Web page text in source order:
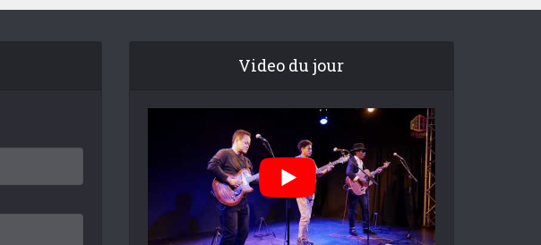
Video du jour